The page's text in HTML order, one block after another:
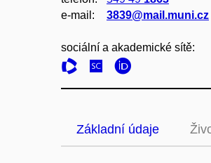
e‑mail:
3839@mail.muni.cz
sociální a akademické sítě:
Základní údaje